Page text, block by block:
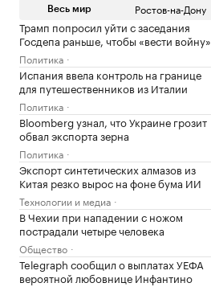
Весь мир Ростов-на-Дону
Трамп попросил уйти с заседания
Госдепа раньше, чтобы «вести войну»
Политика
Испания ввела контроль на границе
для путешественников из Италии
Политика
Bloomberg узнал, что Украине грозит
обвал экспорта зерна
Политика
Экспорт синтетических алмазов из
Китая резко вырос на фоне бума ИИ
Технологии и медиа
В Чехии при нападении с ножом
пострадали четыре человека
Общество
Telegraph сообщил о выплатах УЕФА
вероятной любовнице Инфантино